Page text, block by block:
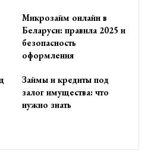
Микрозайм онлайн в
Беларуси: правила 2025 и
безопасность
оформления
Займы и кредиты под
залог имущества: что
нужно знать